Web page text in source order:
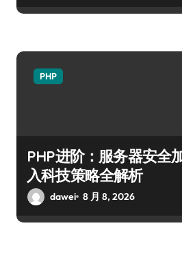
PHP
PHP进阶：服务器安全
入科技策略全解析
dawei 8 月 8, 2026